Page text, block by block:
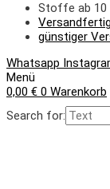
Stoffe ab 10
günstiger
Whatsapp
Menü
0,00 € 0 Warenkorb
Search for: